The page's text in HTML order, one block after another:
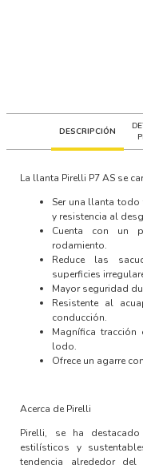
DESCRIPCIÓN
La llanta Pirelli P7 AS se
Ser una llanta todo
y resistencia al
Cuenta con un
rodamiento.
Reduce las
superficies
Mayor seguridad
Resistente al
conducción.
Magnífica tracción
lodo.
Ofrece un agarre
Acerca de Pirelli
Pirelli, se ha
estilísticos y
tendencia alrededor